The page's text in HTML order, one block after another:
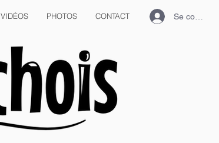
VIDÉOS PHOTOS CONTACT Se connecter